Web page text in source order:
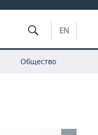
EN
Общество